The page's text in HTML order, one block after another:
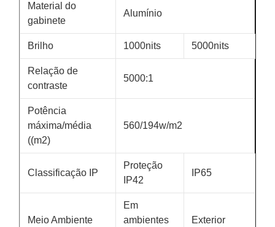
Material do
gabinete
Alumínio
Brilho 1000nits 5000nits
Relação de
contraste
5000:1
Potência
máxima/média
((m2)
560/194w/m2
Classificação IP
Proteção
IP42
IP65
Meio Ambiente
Em
ambientes
Exterior